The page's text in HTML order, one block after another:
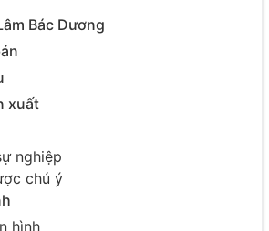
Bác Dương
xuất
nghiệp
chú ý
hình